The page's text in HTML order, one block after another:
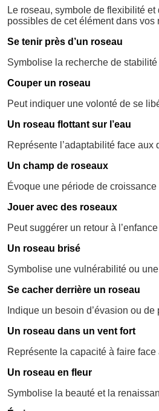
Le roseau, symbole de flexibilité
possibles de cet élément dans vos
Se tenir près d’un roseau
Symbolise la recherche de
Couper un roseau
Peut indiquer une volonté de se
Un roseau flottant sur l’eau
Représente l’adaptabilité face aux
Un champ de roseaux
Évoque une période de
Jouer avec des roseaux
Peut suggérer un retour à
Un roseau brisé
Symbolise une vulnérabilité ou
Se cacher derrière un roseau
Indique un besoin d’évasion ou
Un roseau dans un vent fort
Représente la capacité à faire
Un roseau en fleur
Symbolise la beauté et la